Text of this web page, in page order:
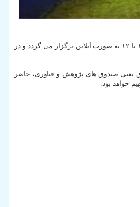
از طرف صندوق نوآوری و شکوفایی رویداد "جذب سرمایه در حوزه آب و انرژی" در روز دوشنبه ۱۹ خرداد ماه جاری از ساعت ۱۰ تا ۱۲ به صورت آنلاین برگزار می گردد و در
یعنی صندوق های پژوهش و فناوری، حاضر